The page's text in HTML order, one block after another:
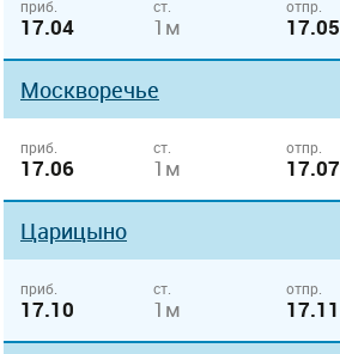
приб.
17.04
ст.
1м
отпр.
17.05
Москворечье
приб.
17.06
ст.
1м
отпр.
17.07
Царицыно
приб.
17.10
ст.
1м
отпр.
17.11